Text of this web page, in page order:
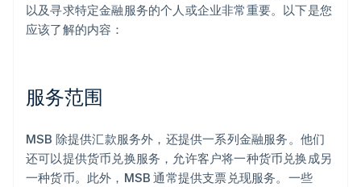
以及寻求特定金融服务的个人或企业非常重要。以下是您
应该了解的内容：
服务范围
MSB 除提供汇款服务外，还提供一系列金融服务。他们
还可以提供货币兑换服务，允许客户将一种货币兑换成另
一种货币。此外，MSB 通常提供支票兑现服务。一些